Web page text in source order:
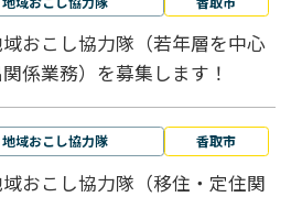
域おこし協力隊（若年層を中心
係業務）を募集します！
地域おこし協力隊 香取市
域おこし協力隊（移住・定住関